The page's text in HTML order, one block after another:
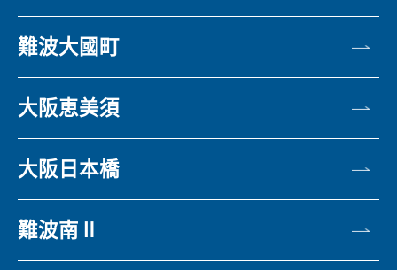
難波大國町
大阪恵美須
大阪日本橋
難波南Ⅱ